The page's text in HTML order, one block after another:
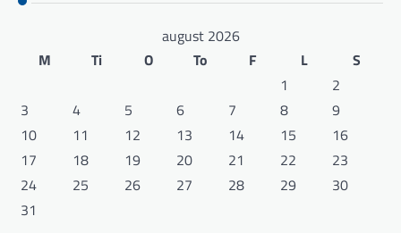
august 2026
M
Ti O To F L
S
1
2
3
4 5 6 7 8
9
10
11 12 13 14 15
16
17
18 19 20 21 22
23
24
25 26 27 28 29
30
31